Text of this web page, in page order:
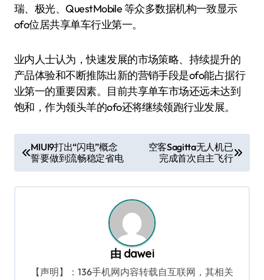
瑞、极光、QuestMobile 等众多数据机构一致显示
ofo位居共享单车行业第一。
业内人士认为，快速发展的市场策略、持续提升的
产品体验和不断推陈出新的营销手段是ofo能占据行
业第一的重要因素。目前共享单车市场还远未达到
饱和，作为领头羊的ofo还将继续领跑行业发展。
章
导
MIUI9打出“闪电”概念
誓要做到流畅稳定省电
空客Sagitta无人机已
完成首次自主飞行
由 dawei
【声明】：136手机网内容转载自互联网，其相关